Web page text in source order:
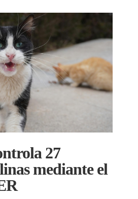
27
mediante el